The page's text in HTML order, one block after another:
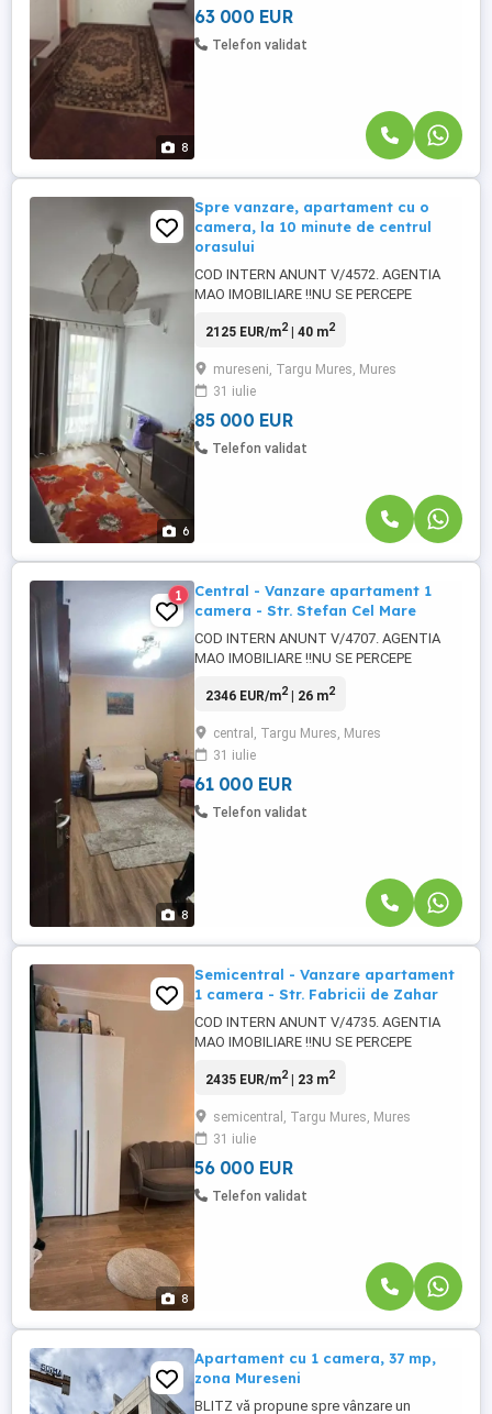
8
Apartamentul are o suprafata utila de 26
63 000 EUR
Telefon validat
6
Spre vanzare, apartament cu o
camera, la 10 minute de centrul
orasului
COD INTERN ANUNT V/4572. AGENTIA
MAO IMOBILIARE !!NU SE PERCEPE
Mao Imobiliare ofera spre vanzare,
centrul orasului, pe strada Gh. Doja, in
cartierul Mureseni, la doar cateva minute
de magazine, unitati de invatamant,
2125 EUR/m2| 40 m2
mureseni, Targu Mures, Mures
31 iulie
85 000 EUR
Telefon validat
8
1
Central - Vanzare apartament 1
camera - Str. Stefan Cel Mare
COD INTERN ANUNT V/4707. AGENTIA
MAO IMOBILIARE !!NU SE PERCEPE
Mao Imobiliare propune spre vanzare un
Stefan Cel Mare, o zona usor accesibila
de catre toate punctele de interes comun.
Apartamentul se afla la etajul 3 al ...
2346 EUR/m2| 26 m2
central, Targu Mures, Mures
31 iulie
61 000 EUR
Telefon validat
8
Semicentral - Vanzare apartament
1 camera - Str. Fabricii de Zahar
COD INTERN ANUNT V/4735. AGENTIA
MAO IMOBILIARE !!NU SE PERCEPE
Mao Imobiliare propune spre vanzare
strada Fabricii de Zahar, foarte aproape
de Lidl, Complexul Rezidential Maurer,
farmacii. Apartamentul are o suprafata
2435 EUR/m2| 23 m2
semicentral, Targu Mures, Mures
31 iulie
56 000 EUR
Telefon validat
Apartament cu 1 camera, 37 mp,
zona Mureseni
BLITZ vă propune spre vânzare un